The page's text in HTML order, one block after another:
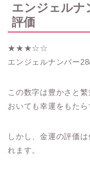
エンジェルナ
評価
★★★☆☆
エンジェルナンバー
この数字は豊かさと
おいても幸運をもたら
しかし、金運の評価
れます。